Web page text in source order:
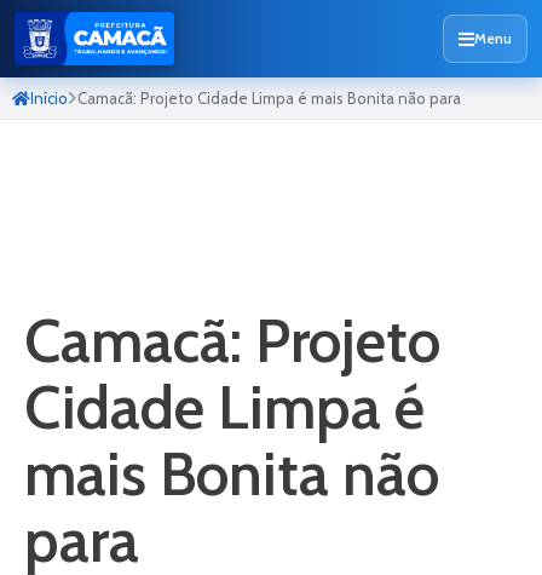
Menu
Início Camacã: Projeto Cidade Limpa é mais Bonita não para
Camacã: Projeto
Cidade Limpa é
mais Bonita não
para